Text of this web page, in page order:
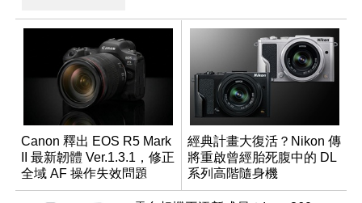
Canon 釋出 EOS R5 Mark
II 最新韌體 Ver.1.3.1，修正
全域 AF 操作失效問題
經典計畫大復活？Nikon 傳
將重啟曾經胎死腹中的 DL
系列高階隨身機